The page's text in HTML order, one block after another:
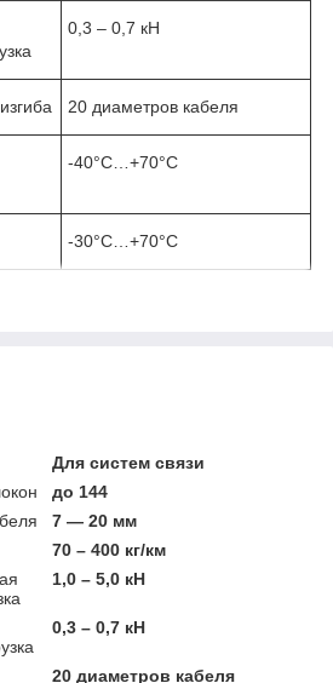
0,3 – 0,7 кН
20 диаметров кабеля
-40°С…+70°С
-30°С…+70°С
Для систем связи
до 144
7 — 20 мм
70 – 400 кг/км
1,0 – 5,0 кН
0,3 – 0,7 кН
20 диаметров кабеля